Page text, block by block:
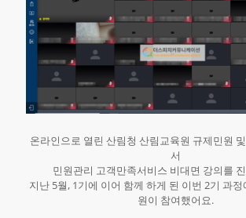
온라인으로 열린 산림청 산림교육원 규제민원
서
민원관리 고객만족서비스 비대면 강의를
지난 5월, 1기에 이어 함께 하게 된 이번 2기 과
원이 참여했어요.